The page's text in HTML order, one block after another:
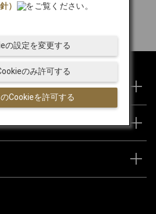
）
をご覧ください。
Cookieを許可する
のみ許可する
の設定を変更する